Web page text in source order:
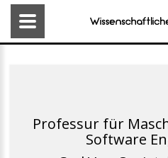
Professur für
Software